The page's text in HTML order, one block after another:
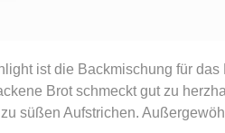
ist die Backmischung für das
Brot schmeckt gut zu
süßen Aufstrichen.